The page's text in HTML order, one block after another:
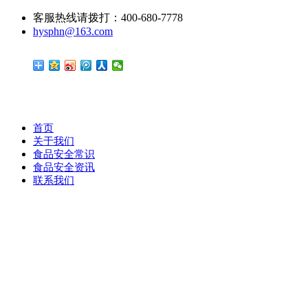
客服热线请拨打：400-680-7778
hysphn@163.com
首页
关于我们
食品安全常识
食品安全资讯
联系我们